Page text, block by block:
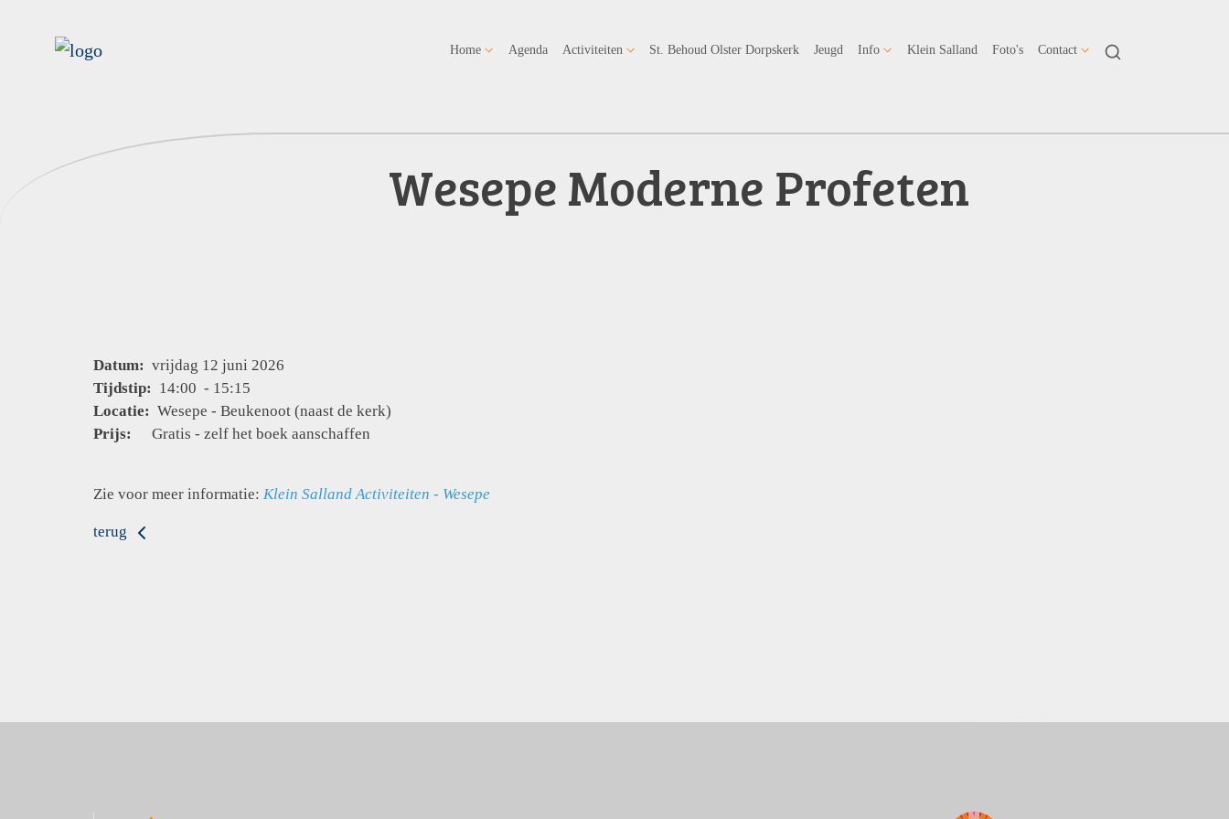
Home Agenda Activiteiten St. Behoud Olster Dorpskerk Jeugd Info Klein Salland Foto's Contact
Wesepe Moderne Profeten
Datum: vrijdag 12 juni 2026
Tijdstip: 14:00 - 15:15
Locatie: Wesepe - Beukenoot (naast de kerk)
Prijs:
Gratis - zelf het boek aanschaffen
Zie voor meer informatie: Klein Salland Activiteiten - Wesepe
terug